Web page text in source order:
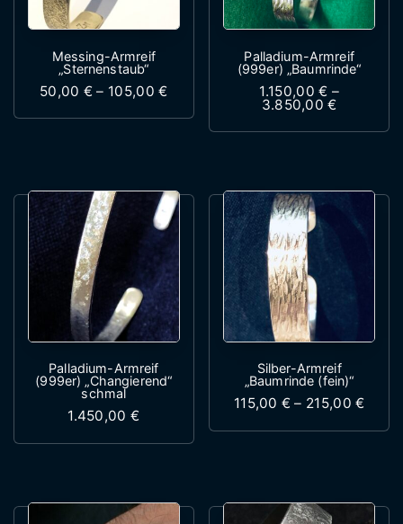
Messing-Armreif
„Sternenstaub“
50,00€ – 105,00€ Preisspanne: 50,00 € bis 105,00 €
Dieses Produkt weist mehrere
Palladium-Armreif
(999er) „Baumrinde“
1.150,00€ –
3.850,00€
Dieses
Palladium-Armreif
(999er) „Changierend“
schmal
1.450,00€
Dieses Produkt weist mehrere
Silber-Armreif
„Baumrinde (fein)“
115,00€ – 215,00€
Dieses